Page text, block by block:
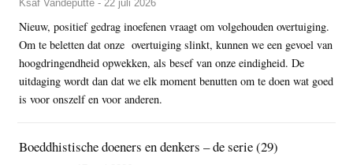
Ksaf Vandeputte - 22 juli 2026
Nieuw, positief gedrag inoefenen vraagt om volgehouden overtuiging.
Om te beletten dat onze overtuiging slinkt, kunnen we een gevoel van
hoogdringendheid opwekken, als besef van onze eindigheid. De
uitdaging wordt dan dat we elk moment benutten om te doen wat goed
is voor onszelf en voor anderen.
Boeddhistische doeners en denkers – de serie (29)